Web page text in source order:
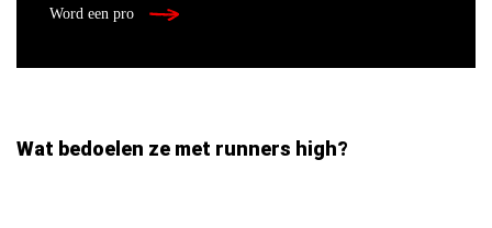
Word een pro
Wat bedoelen ze met runners high?